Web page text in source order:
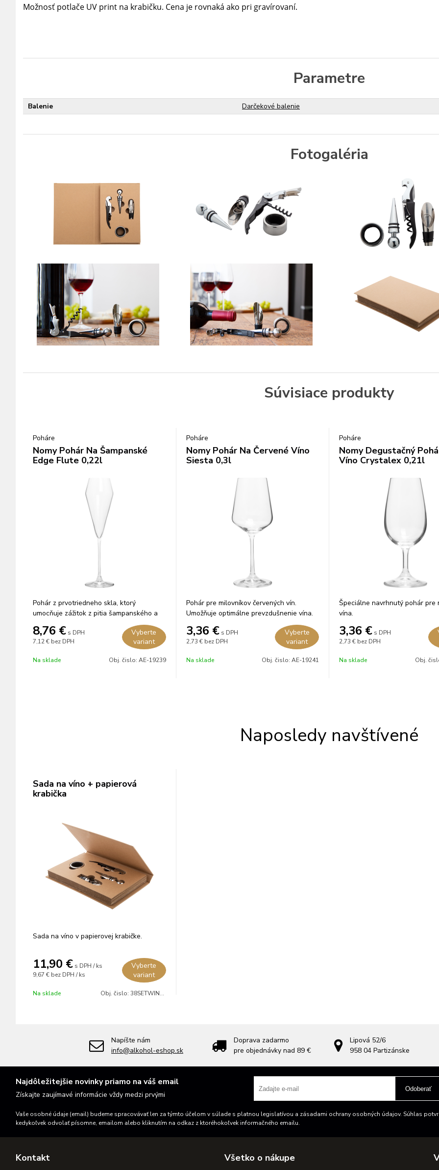
Možnosť potlače UV print na krabičku. Cena je rovnaká ako pri gravírovaní.
Parametre
Balenie Darčekové balenie
Fotogaléria
Súvisiace produkty
Poháre
Nomy Pohár Na Šampanské
Edge Flute 0,22l
Pohár z prvotriedneho skla, ktorý
umocňuje zážitok z pitia šampanského a
8,76 € s DPH
7,12 € bez DPH
Vyberte
variant
Na sklade Obj. čislo: AE-19239
Poháre
Nomy Pohár Na Červené Víno
Siesta 0,3l
Pohár pre milovníkov červených vín.
Umožňuje optimálne prevzdušnenie vína.
3,36 € s DPH
2,73 € bez DPH
Vyberte
variant
Na sklade Obj. čislo: AE-19241
Poháre
Nomy Degustačný
Víno Crystalex 0,21l
Špeciálne navrhnutý pohár pre
vína.
3,36 € s DPH
2,73 € bez DPH
Na sklade Obj.
Naposledy navštívené
Sada na víno + papierová
krabička
Sada na víno v papierovej krabičke.
11,90 € s DPH / ks
9,67 € bez DPH / ks
Vyberte
variant
Na sklade Obj. čislo:38SETWINE07
Napíšte nám
info@alkohol-eshop.sk
Doprava zadarmo
pre objednávky nad 89 €
Lipová 52/6
958 04 Partizánske
Najdôležitejšie novinky priamo na váš email
Získajte zaujímavé informácie vždy medzi prvými
Odoberať
Vaše osobné údaje (email) budeme spracovávať len za týmto účelom v súlade s platnou legislatívou a zásadami ochrany osobných údajov. Súhlas
kedykoľvek odvolať písomne, emailom alebo kliknutím na odkaz z ktoréhokoľvek informačného emailu.
Kontakt Všetko o nákupe